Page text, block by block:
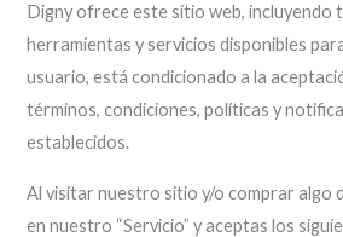
Digny ofrece este sitio web, incluyendo
herramientas y servicios disponibles
usuario, está condicionado a la
términos, condiciones, políticas y
establecidos.
Al visitar nuestro sitio y/o comprar algo
en nuestro “Servicio” y aceptas los